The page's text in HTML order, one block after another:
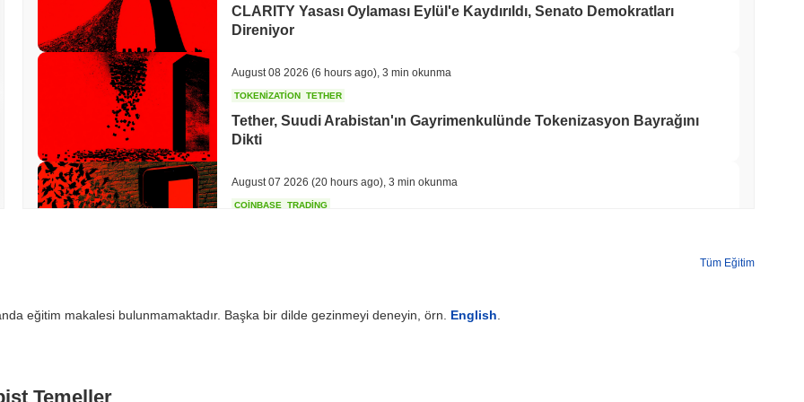
CLARITY Yasası Oylaması Eylül'e Kaydırıldı, Senato Demokratları
Direniyor
August 08 2026 (6 hours ago) 3 min okunma
TOKENIZATION TETHER
Tether, Suudi Arabistan'ın Gayrimenkulünde Tokenizasyon Bayrağını
Dikti
August 07 2026 (20 hours ago) 3 min okunma
COINBASE TRADING
SEC ETFS
Tüm Eğitim
eğitim makalesi bulunmamaktadır. Başka bir dilde gezinmeyi deneyin, örn. English
Temeller